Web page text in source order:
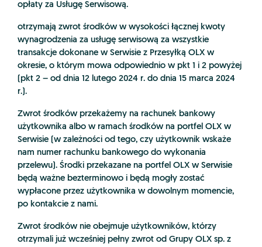
opłaty za Usługę Serwisową.
otrzymają zwrot środków w wysokości łącznej kwoty
wynagrodzenia za usługę serwisową za wszystkie
transakcje dokonane w Serwisie z Przesyłką OLX w
okresie, o którym mowa odpowiednio w pkt 1 i 2 powyżej
(pkt 2 – od dnia 12 lutego 2024 r. do dnia 15 marca 2024
r.).
Zwrot środków przekażemy na rachunek bankowy
użytkownika albo w ramach środków na portfel OLX w
Serwisie (w zależności od tego, czy użytkownik wskaże
nam numer rachunku bankowego do wykonania
przelewu). Środki przekazane na portfel OLX w Serwisie
będą ważne bezterminowo i będą mogły zostać
wypłacone przez użytkownika w dowolnym momencie,
po kontakcie z nami.
Zwrot środków nie obejmuje użytkowników, którzy
otrzymali już wcześniej pełny zwrot od Grupy OLX sp. z